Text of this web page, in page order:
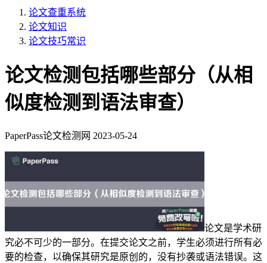
论文查重系统
论文知识
论文技巧常识
论文检测包括哪些部分（从相
似度检测到语法审查）
PaperPass论文检测网 2023-05-24
论文是学术研
究必不可少的一部分。在提交论文之前，学生必须进行所有必
要的检查，以确保其研究是原创的，没有抄袭或语法错误。这